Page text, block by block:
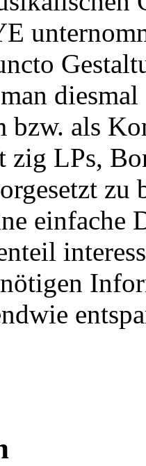
bzw. als
LPs,
einfache